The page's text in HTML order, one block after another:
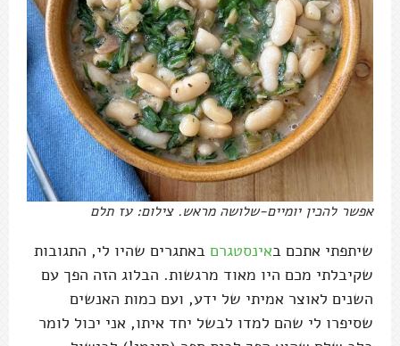
אפשר להכין יומיים-שלושה מראש. צילום: עז תלם
שיתפתי אתכם באינסטגרם באתגרים שהיו לי, התגובות
שקיבלתי מכם היו מאוד מרגשות. הבלוג הזה הפך עם
השנים לאוצר אמיתי של ידע, ועם כמות האנשים
שסיפרו לי שהם למדו לבשל יחד איתו, אני יכול לומר